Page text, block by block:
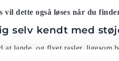
vil dette også løses når du
selv kendt med
at lande, og flyet rasler, ligesom